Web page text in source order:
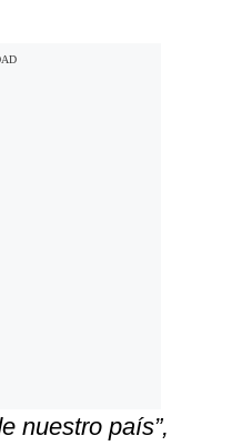
nuestro país”,